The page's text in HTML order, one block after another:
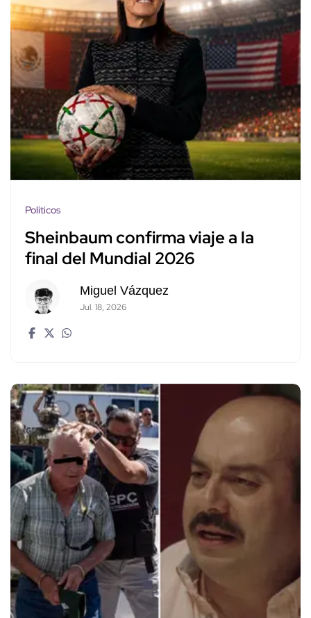
Políticos
Sheinbaum confirma viaje a la
final del Mundial 2026
Miguel Vázquez
Jul. 18, 2026